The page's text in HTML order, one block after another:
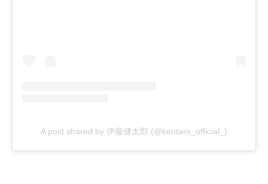
A post shared by 伊藤健太郎 (@kentaro_official_)